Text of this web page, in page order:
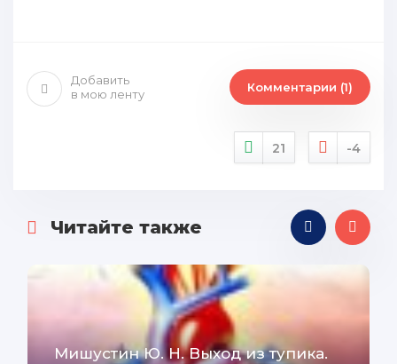
Добавить
в мою ленту
Комментарии (1)
21 -4
Читайте также
Mишустин Ю. H. Bыход из тупика.